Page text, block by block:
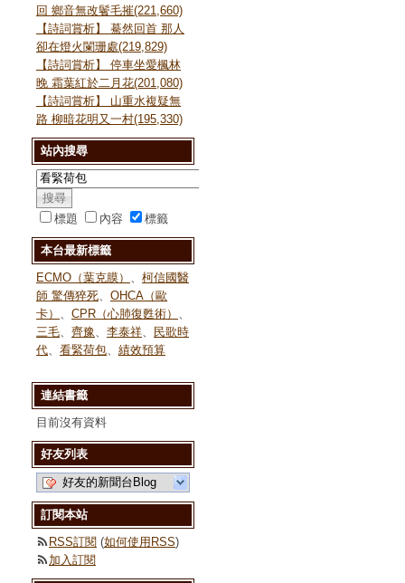
回 鄉音無改鬢毛摧(221,660)
【詩詞賞析】 驀然回首 那人
卻在燈火闌珊處(219,829)
【詩詞賞析】 停車坐愛楓林
晚 霜葉紅於二月花(201,080)
【詩詞賞析】 山重水複疑無
路 柳暗花明又一村(195,330)
站內搜尋
標題 內容 標籤
本台最新標籤
ECMO（葉克膜）
柯信國醫
師 驚傳猝死
OHCA（歐
卡）
CPR（心肺復甦術）
三毛
齊豫 李泰祥
民歌時
代
看緊荷包 績效預算
連結書籤
目前沒有資料
好友列表
好友的新聞台Blog
訂閱本站
RSS訂閱 (如何使用RSS)
加入訂閱